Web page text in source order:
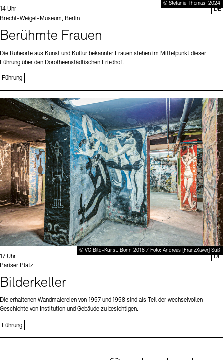
© Stefanie Thomas, 2024
Uhrzeit:
14 Uhr
Standort
Brecht-Weigel-Museum, Berlin
Berühmte Frauen
Die Ruheorte aus Kunst und Kultur bekannter Frauen stehen im Mittelpunkt dieser
Führung über den Dorotheenstädtischen Friedhof.
Führung
DE
© VG Bild-Kunst, Bonn 2018 / Foto: Andreas [FranzXaver] Süß
Uhrzeit:
17 Uhr
Standort
Pariser Platz
Bilderkeller
Die erhaltenen Wandmalereien von 1957 und 1958 sind als Teil der wechselvollen
Geschichte von Institution und Gebäude zu besichtigen.
Führung
DE